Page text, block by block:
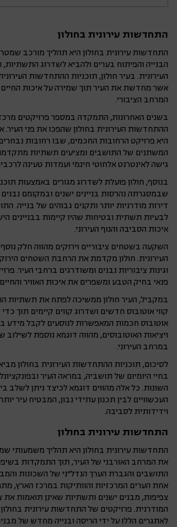
והסביבה אך גם מחייב דאגה לצורכי
הוותיקים, בעיקר בנושאים כמו דיור
וגישתיות במהלך הפרויקטים.
התחדשות עירונית בחולון
התחדשות עירונית בחולון היא תהליך מורכב
הבנייה והפיתוח בערים ולהביא לשדרוג
העירונית. בעיר חולון, תוכניות ההתחדשות
אשר מחדשת את העיר תוך שמירה על איכות
המרחב הציבורי.
בשנים האחרונות, התמקדה במספר פרויקטים
ההתחדשות העירונית בחולון שהפכו את פני העיר.
היא פרויקט הרחובות החכמים, שבו רחובות
המשתנים של התושבים ומציעים תשתיות
גישה לאינטרנט אלחוטי חינמי ועמדות טעינה
בנוסף, חולון פועלת לשדרוג מגורים באמצעות
שבמסגרתה נהרסות בניינים ישנים ובמקומם
דירות מודרניות יותר ותקנים גבוהים של בנייה.
לבעיות תשתית ובטיחות שהיו קיימות בבניינים
איכות הסביבה והנוף העירוני.
השקעה בשטחים ציבוריים וירוקים מהווה חלק
העירונית. חולון מקדמת את הרחבת השטחים
וגינות ציבוריות נבנים ומשודרגים ברחבי העיר.
פנאי בחיק הטבע ומשפרים את איכות האוויר
במקביל, העיר חולון ממשיכה לפתח את תשתיות
קווי אוטובוס חדשים ושדרוג קווים קיימים תוך
אוטובוס חכמות המאפשרות לנוסעים לקבל מידע
ויציאות האוטובוסים, מהווה דוגמא נוספת לשילוב
במרחב העירוני.
לסיכום, תוכניות ההתחדשות העירונית בחולון
בחיי היומיום של תושביה, במראה העיר
השונות. כל אלה מהווים דוגמא לכיצד ניתן לשלב
העכשוויים לבין תכנון עתידי נבון, המבטיח עיר
וידידותית לסביבה.
התחדשות עירונית בחולון
התחדשות עירונית בחולון היא תהליך משמעותי
את המרחב האורבני של העיר, תוך התמקדות
התושבים והגברת הערך הנדל"ני של השכונות
אחת הערים המרכזיות והוותיקות במרכז הארץ,
צפיפות, מבנים ישנים ותשתיות שאינן תואמות את
המודרנית. פרויקטים של התחדשות עירונית
לאתגרים הללו על ידי הריסה ובנייה מחדש של